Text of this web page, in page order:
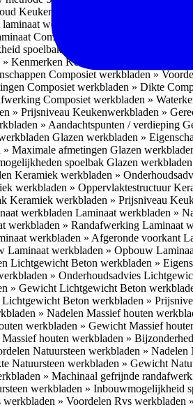
Keukenwerkbladen
laminaat werkbladen » Nadelen Compact
Compact laminaat werkbladen »
spoelbak Compact laminaat
Kenmerken Keukenwerkbladen »
Composiet werkbladen »
Composiet werkbladen » Dikte
Composiet werkbladen »
» Prijsniveau Keukenwerkbladen »
» Aandachtspunten / verdieping
Glazen werkbladen »
Maximale afmetingen Glazen
spoelbak Glazen
Keramiek werkbladen »
werkbladen » Oppervlaktestructuur
Keramiek werkbladen » Prijsniveau
werkbladen Laminaat werkbladen »
werkbladen » Randafwerking Laminaat
werkbladen » Afgeronde voorkant
Laminaat werkbladen » Opbouw
Lichtgewicht Beton werkbladen »
» Onderhoudsadvies
» Gewicht Lichtgewicht Beton
Lichtgewicht Beton werkbladen »
» Nadelen Massief houten
werkbladen » Gewicht Massief
Massief houten werkbladen »
Natuursteen werkbladen » Nadelen
Natuursteen werkbladen » Gewicht
» Machinaal gefrijnde
werkbladen » Inbouwmogelijkheid
werkbladen » Voordelen Rvs werkbladen